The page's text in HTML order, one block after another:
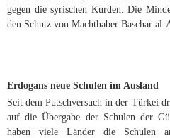
gegen die syrischen Kurden. Die
den Schutz von Machthaber Baschar al-
Erdogans neue Schulen im Ausland
Seit dem Putschversuch in der Türkei
auf die Übergabe der Schulen der
haben viele Länder die Schulen